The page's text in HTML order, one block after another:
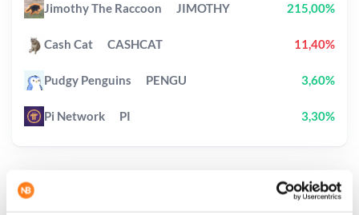
Jimothy The Raccoon JIMOTHY 215,00%
Cash Cat CASHCAT 11,40%
Pudgy Penguins PENGU 3,60%
Pi Network PI 3,30%